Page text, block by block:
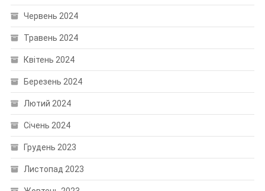
Червень 2024
Травень 2024
Квітень 2024
Березень 2024
Лютий 2024
Січень 2024
Грудень 2023
Листопад 2023